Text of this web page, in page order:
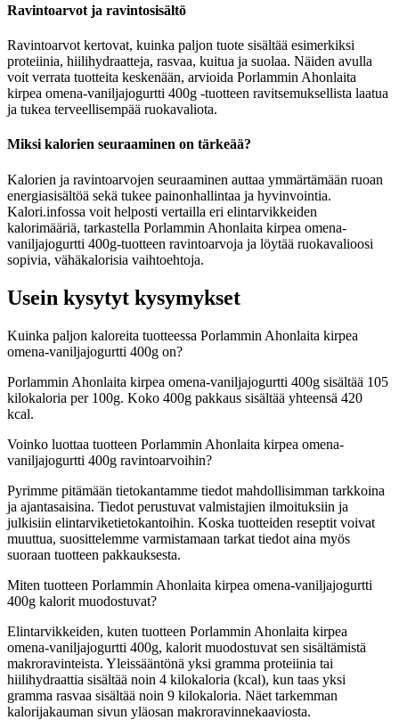
Ravintoarvot ja ravintosisältö
Ravintoarvot kertovat, kuinka paljon tuote sisältää esimerkiksi
proteiinia, hiilihydraatteja, rasvaa, kuitua ja suolaa. Näiden avulla
voit verrata tuotteita keskenään, arvioida Porlammin Ahonlaita
kirpea omena-vaniljajogurtti 400g -tuotteen ravitsemuksellista laatua
ja tukea terveellisempää ruokavaliota.
Miksi kalorien seuraaminen on tärkeää?
Kalorien ja ravintoarvojen seuraaminen auttaa ymmärtämään ruoan
energiasisältöä sekä tukee painonhallintaa ja hyvinvointia.
Kalori.infossa voit helposti vertailla eri elintarvikkeiden
kalorimääriä, tarkastella Porlammin Ahonlaita kirpea omena-
vaniljajogurtti 400g-tuotteen ravintoarvoja ja löytää ruokavalioosi
sopivia, vähäkalorisia vaihtoehtoja.
Usein kysytyt kysymykset
Kuinka paljon kaloreita tuotteessa Porlammin Ahonlaita kirpea
omena-vaniljajogurtti 400g on?
Porlammin Ahonlaita kirpea omena-vaniljajogurtti 400g sisältää 105
kilokaloria per 100g. Koko 400g pakkaus sisältää yhteensä 420
kcal.
Voinko luottaa tuotteen Porlammin Ahonlaita kirpea omena-
vaniljajogurtti 400g ravintoarvoihin?
Pyrimme pitämään tietokantamme tiedot mahdollisimman tarkkoina
ja ajantasaisina. Tiedot perustuvat valmistajien ilmoituksiin ja
julkisiin elintarviketietokantoihin. Koska tuotteiden reseptit voivat
muuttua, suosittelemme varmistamaan tarkat tiedot aina myös
suoraan tuotteen pakkauksesta.
Miten tuotteen Porlammin Ahonlaita kirpea omena-vaniljajogurtti
400g kalorit muodostuvat?
Elintarvikkeiden, kuten tuotteen Porlammin Ahonlaita kirpea
omena-vaniljajogurtti 400g, kalorit muodostuvat sen sisältämistä
makroravinteista. Yleissääntönä yksi gramma proteiinia tai
hiilihydraattia sisältää noin 4 kilokaloria (kcal), kun taas yksi
gramma rasvaa sisältää noin 9 kilokaloria. Näet tarkemman
kalorijakauman sivun yläosan makroravinnekaaviosta.